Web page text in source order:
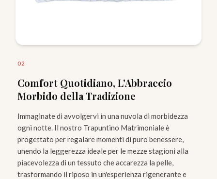
02
Comfort Quotidiano, L'Abbraccio
Morbido della Tradizione
Immaginate di avvolgervi in una nuvola di morbidezza
ogni notte. Il nostro Trapuntino Matrimoniale è
progettato per regalare momenti di puro benessere,
unendo la leggerezza ideale per le mezze stagioni alla
piacevolezza di un tessuto che accarezza la pelle,
trasformando il riposo in un'esperienza rigenerante e